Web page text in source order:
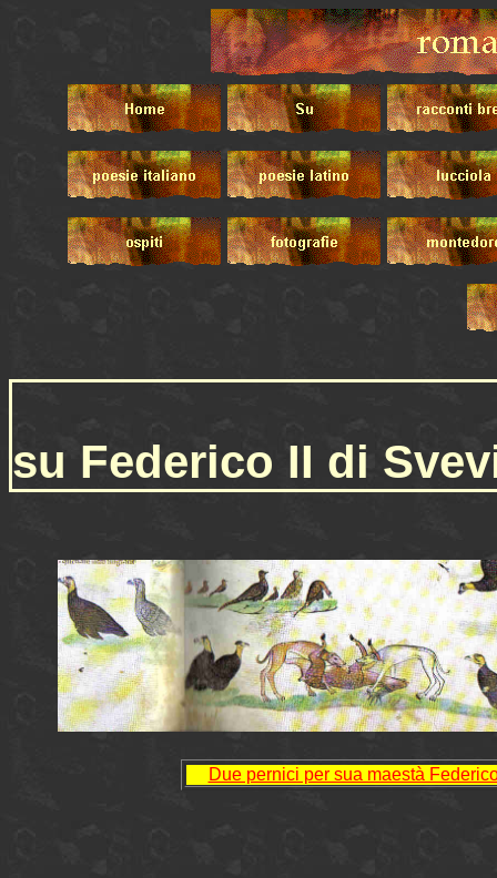
su Federico II di
Due pernici per sua maestà